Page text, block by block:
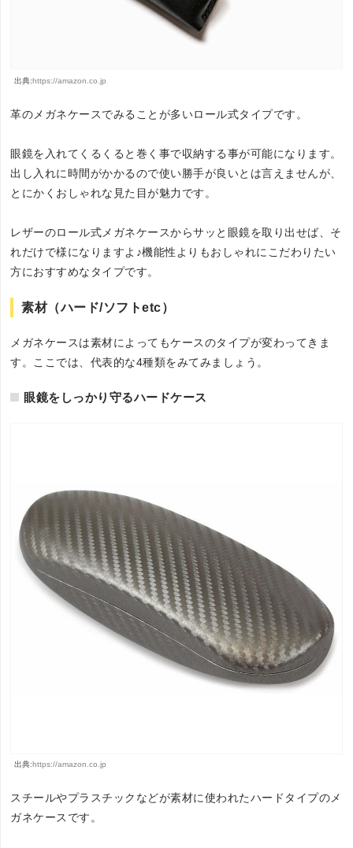
出典:https://amazon.co.jp
革のメガネケースでみることが多いロール式タイプです。
眼鏡を入れてくるくると巻く事で収納する事が可能になります。
出し入れに時間がかかるので使い勝手が良いとは言えませんが、
とにかくおしゃれな見た目が魅力です。
レザーのロール式メガネケースからサッと眼鏡を取り出せば、そ
れだけで様になりますよ♪機能性よりもおしゃれにこだわりたい
方におすすめなタイプです。
素材（ハード/ソフトetc）
メガネケースは素材によってもケースのタイプが変わってきま
す。ここでは、代表的な4種類をみてみましょう。
眼鏡をしっかり守るハードケース
出典: https://amazon.co.jp
スチールやプラスチックなどが素材に使われたハードタイプのメ
ガネケースです。